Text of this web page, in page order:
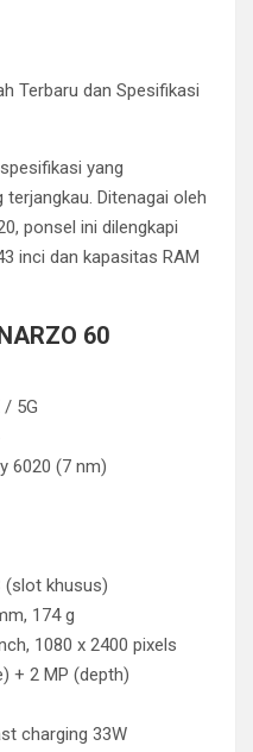
yang
Ditenagai oleh
ponsel ini dilengkapi
inci dan kapasitas RAM
60
/ 5G
6020 (7 nm)
(slot khusus)
174 g
1080 x 2400 pixels
+ 2 MP (depth)
charging 33W